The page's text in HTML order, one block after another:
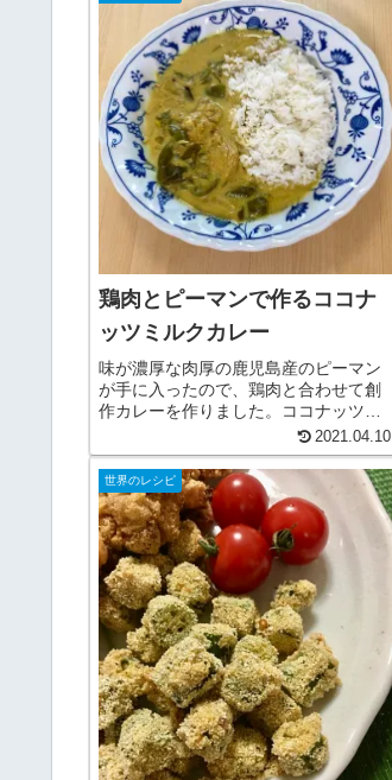
鶏肉とピーマンで作るココナ
ッツミルクカレー
味が濃厚な肉厚の鹿児島産のピーマン
が手に入ったので、鶏肉と合わせて創
作カレーを作りました。ココナッツミ
ルク、家庭菜園で栽培しているカレー
リーフがあったので、南インド、スリ
ランカの南国風で爽やかなイメージで
作ってみました。鶏肉の出汁をベース
に...
2021.04.10
世界のレシピ